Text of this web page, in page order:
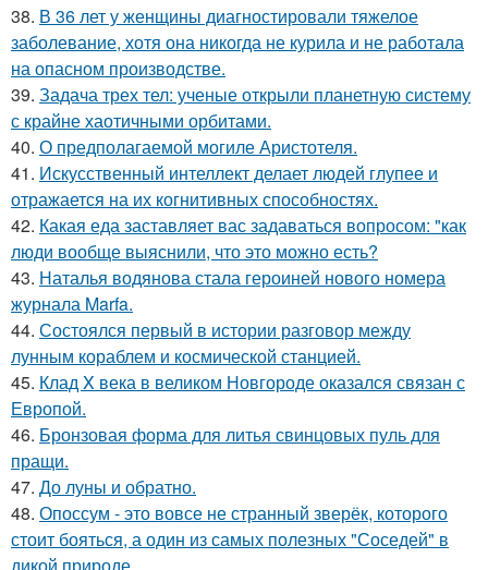
38. В 36 лет у женщины диагностировали тяжелое
заболевание, хотя она никогда не курила и не работала
на опасном производстве.
39. Задача трех тел: ученые открыли планетную систему
с крайне хаотичными орбитами.
40. О предполагаемой могиле Аристотеля.
41. Искусственный интеллект делает людей глупее и
отражается на их когнитивных способностях.
42. Какая еда заставляет вас задаваться вопросом: "как
люди вообще выяснили, что это можно есть?
43. Наталья водянова стала героиней нового номера
журнала Marfa.
44. Состоялся первый в истории разговор между
лунным кораблем и космической станцией.
45. Клад X века в великом Новгороде оказался связан с
Европой.
46. Бронзовая форма для литья свинцовых пуль для
пращи.
47. До луны и обратно.
48. Опоссум - это вовсе не странный зверёк, которого
стоит бояться, а один из самых полезных "Соседей" в
дикой природе.